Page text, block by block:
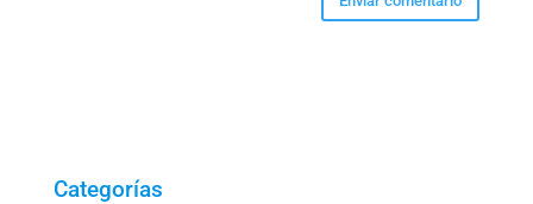
Categorías